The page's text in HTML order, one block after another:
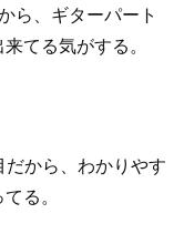
ら、ギターパート
てる気がする。
から、わかりやす
る。